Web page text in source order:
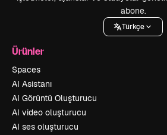
abone.
Türkçe
Ürünler
Spaces
AI Asistanı
AI Görüntü Oluşturucu
AI video oluşturucu
AI ses oluşturucu